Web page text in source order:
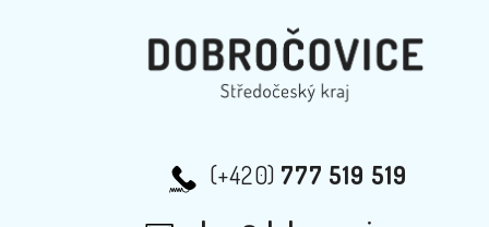
(+420) 777 519 519